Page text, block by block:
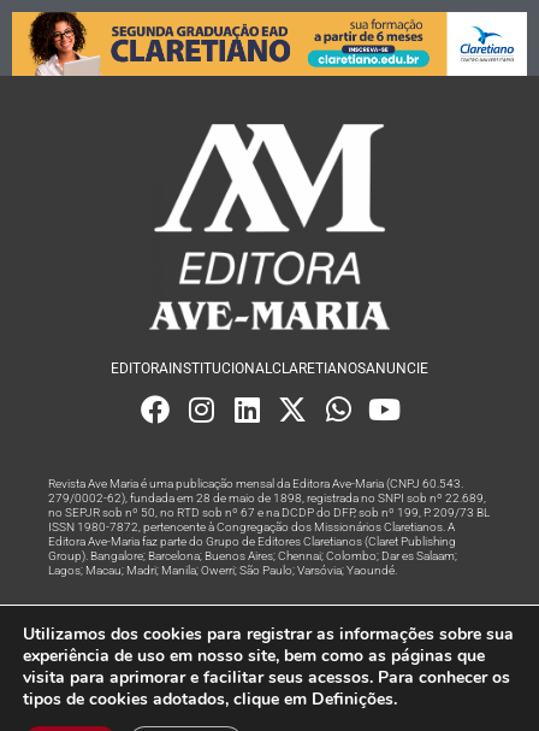
EDITORA INSTITUCIONALCLARETIANOSANUNCIE
Revista Ave Maria é uma publicação mensal da Editora Ave-Maria (CNPJ 60.543.
279/0002-62), fundada em 28 de maio de 1898, registrada no SNPI sob nº 22.689,
no SEPJR sob nº 50, no RTD sob nº 67 e na DCDP do DFP, sob nº 199, P. 209/73 BL
ISSN 1980-7872, pertencente à Congregação dos Missionários Claretianos. A
Editora Ave-Maria faz parte do Grupo de Editores Claretianos (Claret Publishing
Group). Bangalore; Barcelona; Buenos Aires; Chennai; Colombo; Dar es Salaam;
Lagos; Macau; Madri; Manila; Owerri; São Paulo; Varsóvia; Yaoundé.
Rede
© Todos os Direitos Reservados
Utilizamos dos cookies para registrar as informações sobre sua
experiência de uso em nosso site, bem como as páginas que
visita para aprimorar e facilitar seus acessos. Para conhecer os
tipos de cookies adotados, clique em Definições.